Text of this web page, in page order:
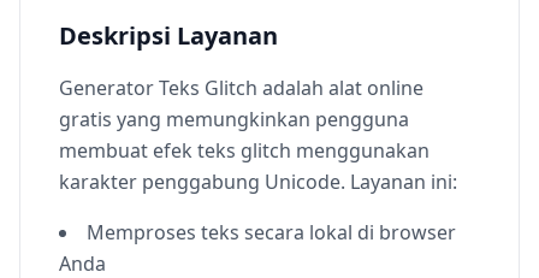
Deskripsi Layanan
Generator Teks Glitch adalah alat online
gratis yang memungkinkan pengguna
membuat efek teks glitch menggunakan
karakter penggabung Unicode. Layanan ini:
Memproses teks secara lokal di browser
Anda